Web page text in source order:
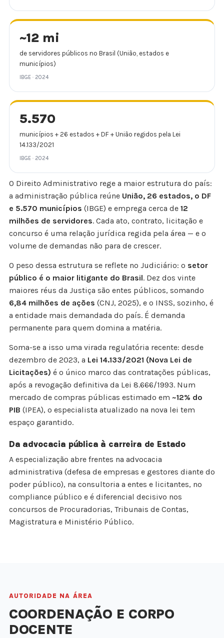
~12 mi
de servidores públicos no Brasil (União, estados e
municípios)
IBGE · 2024
5.570
municípios + 26 estados + DF + União regidos pela Lei
14.133/2021
IBGE · 2024
O Direito Administrativo rege a maior estrutura do país:
a administração pública reúne União, 26 estados, o DF
e 5.570 municípios (IBGE) e emprega cerca de 12
milhões de servidores. Cada ato, contrato, licitação e
concurso é uma relação jurídica regida pela área — e o
volume de demandas não para de crescer.
O peso dessa estrutura se reflete no Judiciário: o setor
público é o maior litigante do Brasil. Dez dos vinte
maiores réus da Justiça são entes públicos, somando
6,84 milhões de ações (CNJ, 2025), e o INSS, sozinho, é
a entidade mais demandada do país. É demanda
permanente para quem domina a matéria.
Soma-se a isso uma virada regulatória recente: desde
dezembro de 2023, a Lei 14.133/2021 (Nova Lei de
Licitações) é o único marco das contratações públicas,
após a revogação definitiva da Lei 8.666/1993. Num
mercado de compras públicas estimado em ~12% do
PIB (IPEA), o especialista atualizado na nova lei tem
espaço garantido.
Da advocacia pública à carreira de Estado
A especialização abre frentes na advocacia
administrativa (defesa de empresas e gestores diante do
poder público), na consultoria a entes e licitantes, no
compliance público e é diferencial decisivo nos
concursos de Procuradorias, Tribunais de Contas,
Magistratura e Ministério Público.
AUTORIDADE NA ÁREA
COORDENAÇÃO E CORPO
DOCENTE